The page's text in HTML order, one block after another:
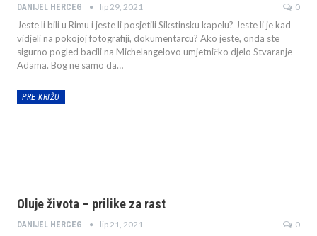
DANIJEL HERCEG lip 29, 2021 0
Jeste li bili u Rimu i jeste li posjetili Sikstinsku kapelu? Jeste li je kad
vidjeli na pokojoj fotografiji, dokumentarcu? Ako jeste, onda ste
sigurno pogled bacili na Michelangelovo umjetničko djelo Stvaranje
Adama. Bog ne samo da…
PRE KRIŽU
Oluje života – prilike za rast
DANIJEL HERCEG lip 21, 2021 0